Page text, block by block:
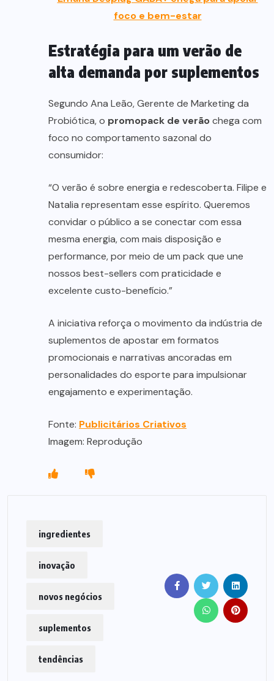
foco e bem-estar
Estratégia para um verão de
alta demanda por suplementos
Segundo Ana Leão, Gerente de Marketing da
Probiótica, o promopack de verãochega com
foco no comportamento sazonal do
consumidor:
“O verão é sobre energia e redescoberta. Filipe e
Natalia representam esse espírito. Queremos
convidar o público a se conectar com essa
mesma energia, com mais disposição e
performance, por meio de um pack que une
nossos best-sellers com praticidade e
excelente custo-benefício.”
A iniciativa reforça o movimento da indústria de
suplementos de apostar em formatos
promocionais e narrativas ancoradas em
personalidades do esporte para impulsionar
engajamento e experimentação.
Fonte: Publicitários Criativos
Imagem: Reprodução
ingredientes
inovação
novos negócios
suplementos
tendências